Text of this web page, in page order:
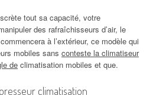
tout sa capacité, votre
des rafraîchisseurs d’air, le
à l’extérieur, ce modèle qui
mobiles sans conteste la climatiseur
de climatisation mobiles et que.
climatisation